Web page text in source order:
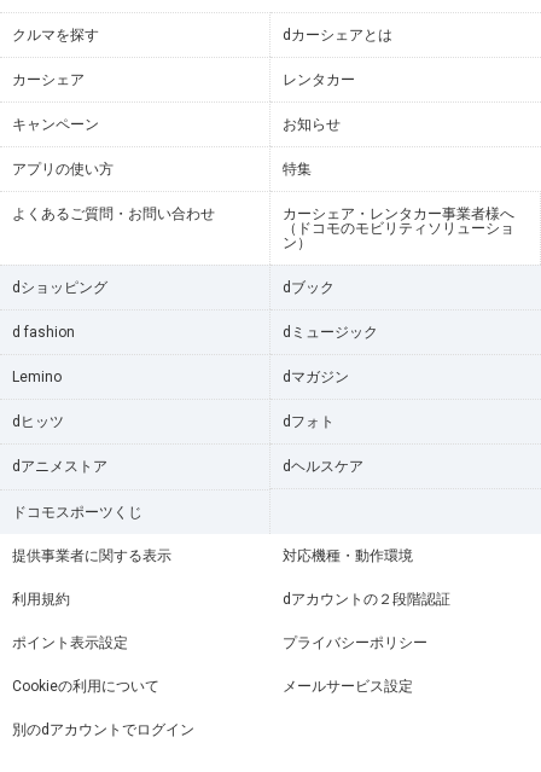
クルマを探す dカーシェアとは
カーシェア レンタカー
キャンペーン お知らせ
アプリの使い方 特集
よくあるご質問・お問い合わせ
カーシェア・レンタカー事業者様へ
（ドコモのモビリティソリューショ
ン）
dショッピング dブック
d fashion dミュージック
Lemino dマガジン
dヒッツ dフォト
dアニメストア dヘルスケア
ドコモスポーツくじ
提供事業者に関する表示 対応機種・動作環境
利用規約 dアカウントの２段階認証
ポイント表示設定 プライバシーポリシー
Cookieの利用について メールサービス設定
別のdアカウントでログイン